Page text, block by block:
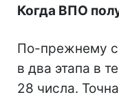
Когда ВПО
По-прежнему
в два этапа в
28 числа.